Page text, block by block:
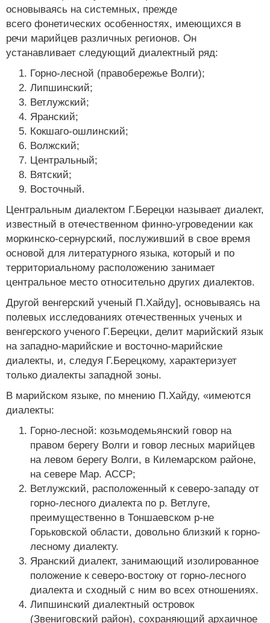
основываясь на системных, прежде
всего фонетических особенностях, имеющихся в
речи марийцев различных регионов. Он
устанавливает следующий диалектный ряд:
Горно-лесной (правобережье Волги);
Липшинский;
Ветлужский;
Яранский;
Кокшаго-ошлинский;
Волжский;
Центральный;
Вятский;
Восточный.
Центральным диалектом Г.Берецки называет диалект,
известный в отечественном финно-угроведении как
моркинско-сернурский, послуживший в свое время
основой для литературного языка, который и по
территориальному расположению занимает
центральное место относительно других диалектов.
Другой венгерский ученый П.Хайду], основываясь на
полевых исследованиях отечественных ученых и
венгерского ученого Г.Берецки, делит марийский язык
на западно-марийские и восточно-марийские
диалекты, и, следуя Г.Берецкому, характеризует
только диалекты западной зоны.
В марийском языке, по мнению П.Хайду, «имеются
диалекты:
Горно-лесной: козьмодемьянский говор на
правом берегу Волги и говор лесных марийцев
на левом берегу Волги, в Килемарском районе,
на севере Map. АССР;
Ветлужский, расположенный к северо-западу от
горно-лесного диалекта по р. Ветлуге,
преимущественно в Тоншаевском р-не
Горьковской области, довольно близкий к горно-
лесному диалекту.
Яранский диалект, занимающий изолированное
положение к северо-востоку от горно-лесного
диалекта и сходный с ним во всех отношениях.
Липшинский диалектный островок
(Звениговский район), сохраняющий архаичное